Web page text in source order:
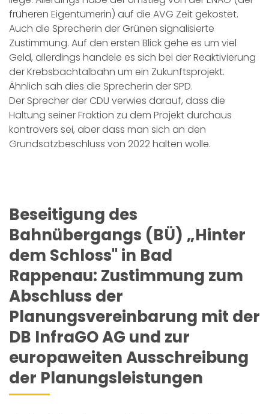
früheren Eigentümerin) auf die AVG Zeit gekostet.
Auch die Sprecherin der Grünen signalisierte
Zustimmung. Auf den ersten Blick gehe es um viel
Geld, allerdings handele es sich bei der Reaktivierung
der Krebsbachtalbahn um ein Zukunftsprojekt.
Ähnlich sah dies die Sprecherin der SPD.
Der Sprecher der CDU verwies darauf, dass die
Haltung seiner Fraktion zu dem Projekt durchaus
kontrovers sei, aber dass man sich an den
Grundsatzbeschluss von 2022 halten wolle.
Beseitigung des
Bahnübergangs (BÜ) „Hinter
dem Schloss'' in Bad
Rappenau: Zustimmung zum
Abschluss der
Planungsvereinbarung mit der
DB InfraGO AG und zur
europaweiten Ausschreibung
der Planungsleistungen